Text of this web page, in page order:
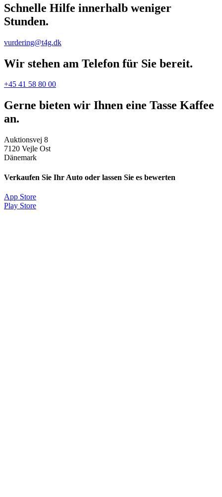
Schnelle Hilfe innerhalb weniger
Stunden.
vurdering@t4g.dk
Wir stehen am Telefon für Sie bereit.
+45 41 58 80 00
Gerne bieten wir Ihnen eine Tasse Kaffee
an.
Auktionsvej 8
7120 Vejle Ost
Dänemark
Verkaufen Sie Ihr Auto oder lassen Sie es bewerten
App Store
Play Store